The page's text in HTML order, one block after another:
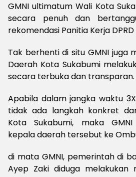
GMNI ultimatum Wali Kota
secara penuh dan
rekomendasi Panitia Kerja
Tak berhenti di situ GMNI juga
Daerah Kota Sukabumi
secara terbuka dan transparan.
Apabila dalam jangka waktu
tidak ada langkah konkret
Kota Sukabumi, maka
kepala daerah tersebut ke
di mata GMNI, pemerintah di
Ayep Zaki diduga melakukan